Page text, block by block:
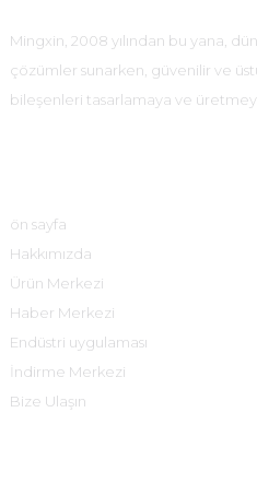
Mingxin, 2008 yılından bu yana,
çözümler sunarken, güvenilir ve
bileşenleri tasarlamaya ve
ön sayfa
Hakkımızda
Ürün Merkezi
Haber Merkezi
Endüstri uygulaması
İndirme Merkezi
Bize Ulaşın